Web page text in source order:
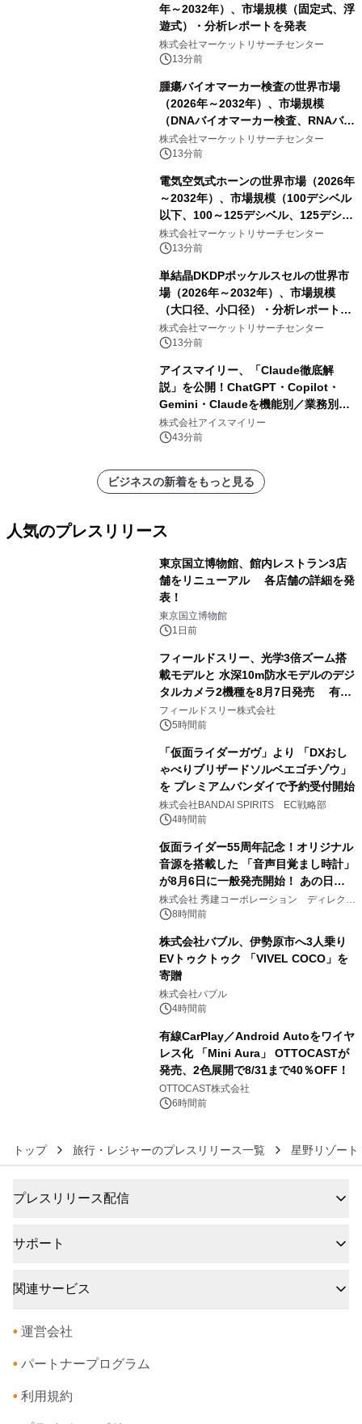
年～2032年）、市場規模（固定式、浮
遊式）・分析レポートを発表
株式会社マーケットリサーチセンター
13分前
腫瘍バイオマーカー検査の世界市場
（2026年～2032年）、市場規模
（DNAバイオマーカー検査、RNAバイ
オマーカー検査、タンパク質バイオマ
ーカー検査、細胞ベースのバイオマー
カー検査、多項目バイオマーカー検
査）・分析レポートを発表
株式会社マーケットリサーチセンター
13分前
電気空気式ホーンの世界市場（2026年
～2032年）、市場規模（100デシベル
以下、100～125デシベル、125デシベ
ル以上）・分析レポートを発表
株式会社マーケットリサーチセンター
13分前
単結晶DKDPポッケルスセルの世界市
場（2026年～2032年）、市場規模
（大口径、小口径）・分析レポートを
発表
株式会社マーケットリサーチセンター
13分前
アイスマイリー、「Claude徹底解
説」を公開！ChatGPT・Copilot・
Gemini・Claudeを機能別／業務別に
比較―自社に合う生成AIの選び方がわ
かる実践ガイド
株式会社アイスマイリー
43分前
ビジネスの新着をもっと見る
人気のプレスリリース
東京国立博物館、館内レストラン3店
舗をリニューアル 各店舗の詳細を発
表！
東京国立博物館
1日前
フィールドスリー、光学3倍ズーム搭
載モデルと 水深10m防水モデルのデジ
タルカメラ2機種を8月7日発売 有効
約1300万画素、用途別に選べるコンデ
ジ新登場
フィールドスリー株式会社
5時間前
「仮面ライダーガヴ」より 「DXおし
ゃべりブリザードソルベエゴチゾウ」
を プレミアムバンダイで予約受付開始
株式会社BANDAI SPIRITS EC戦略部
4時間前
仮面ライダー55周年記念！オリジナル
音源を搭載した 「音声目覚まし時計」
が8月6日に一般発売開始！ あの日の
大興奮が今甦る
株式会社 秀建コーポレーション ディレクト
アートギャラリー
8時間前
株式会社バブル、伊勢原市へ3人乗り
EVトゥクトゥク 「VIVEL COCO」を
寄贈
株式会社バブル
4時間前
有線CarPlay／Android Autoをワイヤ
レス化 「Mini Aura」 OTTOCASTが
発売、2色展開で8/31まで40％OFF！
OTTOCAST株式会社
6時間前
トップ 旅行・レジャーのプレスリリース一覧 星野リゾート
プレスリリース配信
サポート
関連サービス
• 運営会社
• パートナープログラム
• 利用規約